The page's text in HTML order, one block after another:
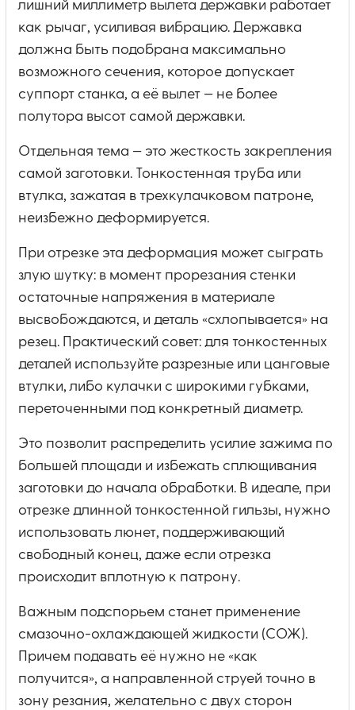
лишний миллиметр вылета державки работает
как рычаг, усиливая вибрацию. Державка
должна быть подобрана максимально
возможного сечения, которое допускает
суппорт станка, а её вылет — не более
полутора высот самой державки.
Отдельная тема — это жесткость закрепления
самой заготовки. Тонкостенная труба или
втулка, зажатая в трехкулачковом патроне,
неизбежно деформируется.
При отрезке эта деформация может сыграть
злую шутку: в момент прорезания стенки
остаточные напряжения в материале
высвобождаются, и деталь «схлопывается» на
резец. Практический совет: для тонкостенных
деталей используйте разрезные или цанговые
втулки, либо кулачки с широкими губками,
переточенными под конкретный диаметр.
Это позволит распределить усилие зажима по
большей площади и избежать сплющивания
заготовки до начала обработки. В идеале, при
отрезке длинной тонкостенной гильзы, нужно
использовать люнет, поддерживающий
свободный конец, даже если отрезка
происходит вплотную к патрону.
Важным подспорьем станет применение
смазочно-охлаждающей жидкости (СОЖ).
Причем подавать её нужно не «как
получится», а направленной струей точно в
зону резания, желательно с двух сторон